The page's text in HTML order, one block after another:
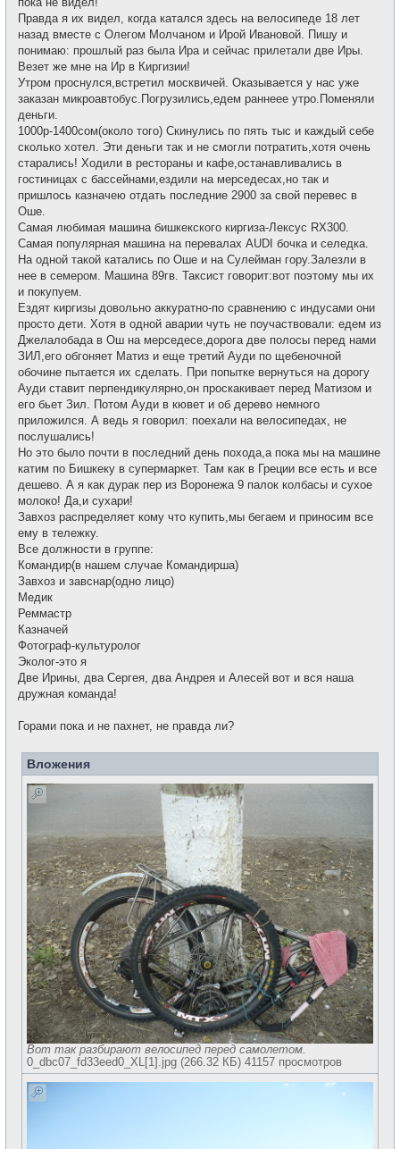
Правда я их видел, когда катался здесь на велосипеде 18 лет
назад вместе с Олегом Молчаном и Ирой Ивановой. Пишу и
понимаю: прошлый раз была Ира и сейчас прилетали две Иры.
Везет же мне на Ир в Киргизии!
Утром проснулся,встретил москвичей. Оказывается у нас уже
заказан микроавтобус.Погрузились,едем раннеее утро.Поменяли
деньги.
1000р-1400сом(около того) Скинулись по пять тыс и каждый себе
сколько хотел. Эти деньги так и не смогли потратить,хотя очень
старались! Ходили в рестораны и кафе,останавливались в
гостиницах с бассейнами,ездили на мерседесах,но так и
пришлось казначею отдать последние 2900 за свой перевес в
Оше.
Самая любимая машина бишкекского киргиза-Лексус RX300.
Самая популярная машина на перевалах AUDI бочка и селедка.
На одной такой катались по Оше и на Сулейман гору.Залезли в
нее в семером. Машина 89гв. Таксист говорит:вот поэтому мы их
и покупуем.
Ездят киргизы довольно аккуратно-по сравнению с индусами они
просто дети. Хотя в одной аварии чуть не поучаствовали: едем из
Джелалобада в Ош на мерседесе,дорога две полосы перед нами
ЗИЛ,его обгоняет Матиз и еще третий Ауди по щебеночной
обочине пытается их сделать. При попытке вернуться на дорогу
Ауди ставит перпендикулярно,он проскакивает перед Матизом и
его бьет Зил. Потом Ауди в кювет и об дерево немного
приложился. А ведь я говорил: поехали на велосипедах, не
послушались!
Но это было почти в последний день похода,а пока мы на машине
катим по Бишкеку в супермаркет. Там как в Греции все есть и все
дешево. А я как дурак пер из Воронежа 9 палок колбасы и сухое
молоко! Да,и сухари!
Завхоз распределяет кому что купить,мы бегаем и приносим все
ему в тележку.
Все должности в группе:
Командир(в нашем случае Командирша)
Завхоз и завснар(одно лицо)
Медик
Реммастр
Казначей
Фотограф-культуролог
Эколог-это я
Две Ирины, два Сергея, два Андрея и Алесей вот и вся наша
дружная команда!
Горами пока и не пахнет, не правда ли?
Вложения
Вот так разбирают велосипед перед самолетом.
0_dbc07_fd33eed0_XL[1].jpg (266.32 КБ) 41157 просмотров